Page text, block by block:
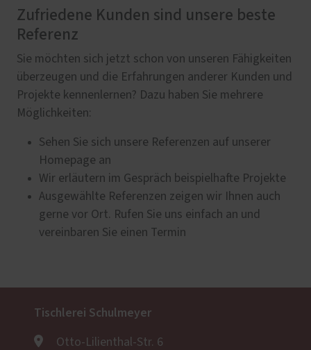
Zufriedene Kunden sind unsere beste
Referenz
Sie möchten sich jetzt schon von unseren Fähigkeiten
überzeugen und die Erfahrungen anderer Kunden und
Projekte kennenlernen? Dazu haben Sie mehrere
Möglichkeiten:
Sehen Sie sich unsere Referenzen auf unserer
Homepage an
Wir erläutern im Gespräch beispielhafte Projekte
Ausgewählte Referenzen zeigen wir Ihnen auch
gerne vor Ort. Rufen Sie uns einfach an und
vereinbaren Sie einen Termin
Tischlerei Schulmeyer
Otto-Lilienthal-Str. 6